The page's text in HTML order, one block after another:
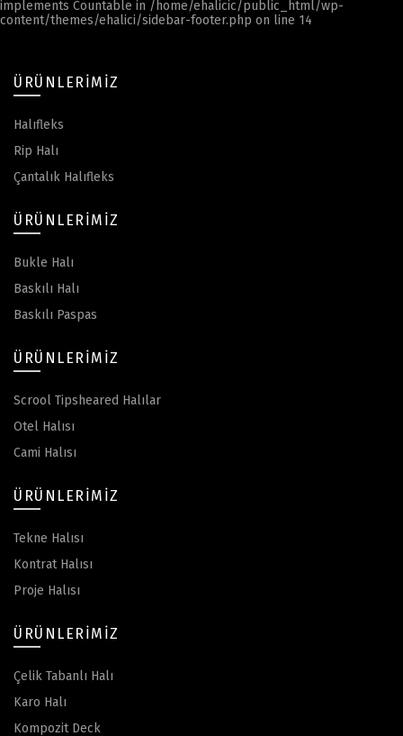
implements Countable in /home/ehalicic/public_html/wp-
content/themes/ehalici/sidebar-footer.php on line 14
ÜRÜNLERIMIZ
Halıfleks
Rip Halı
Çantalık Halıfleks
ÜRÜNLERIMIZ
Bukle Halı
Baskılı Halı
Baskılı Paspas
ÜRÜNLERIMIZ
Scrool Tipsheared Halılar
Otel Halısı
Cami Halısı
ÜRÜNLERIMIZ
Tekne Halısı
Kontrat Halısı
Proje Halısı
ÜRÜNLERIMIZ
Çelik Tabanlı Halı
Karo Halı
Kompozit Deck